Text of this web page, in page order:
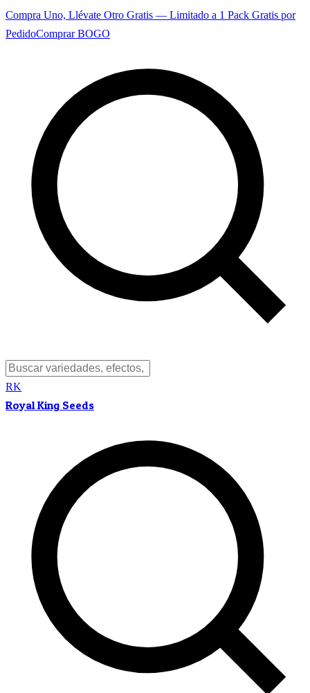
Compra Uno, Llévate Otro Gratis — Limitado a 1 Pack Gratis por
PedidoComprar BOGO
RK
Royal King Seeds